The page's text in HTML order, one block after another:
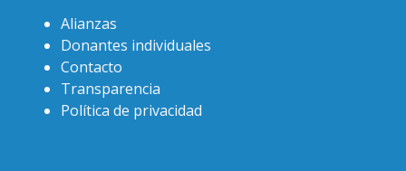
Alianzas
Donantes individuales
Contacto
Transparencia
Política de privacidad